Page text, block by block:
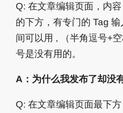
Q: 在文章编辑页面，内
的下方，有专门的 Tag
间可以用 , （半角逗号+
号是没有用的。
A：为什么我发布了却没
Q: 在文章编辑页面最下